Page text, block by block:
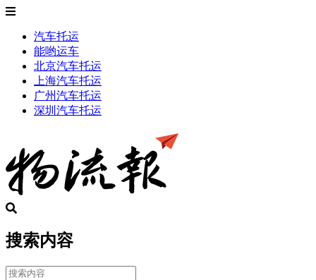
汽车托运
能哟运车
北京汽车托运
上海汽车托运
广州汽车托运
深圳汽车托运
搜索内容